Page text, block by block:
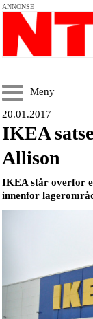
ANNONSE
Meny
20.01.2017
IKEA
Allison
IKEA står overfor
innenfor